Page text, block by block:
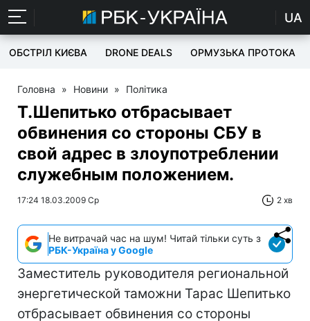
UA
ОБСТРІЛ КИЄВА DRONE DEALS ОРМУЗЬКА ПРОТОКА
Головна » Новини » Політика
Т.Шепитько отбрасывает
обвинения со стороны СБУ в
свой адрес в злоупотреблении
служебным положением.
17:24 18.03.2009 Ср 2 хв
Не витрачай час на шум! Читай тільки суть з
РБК-Україна у Google
Заместитель руководителя региональной
энергетической таможни Тарас Шепитько
отбрасывает обвинения со стороны